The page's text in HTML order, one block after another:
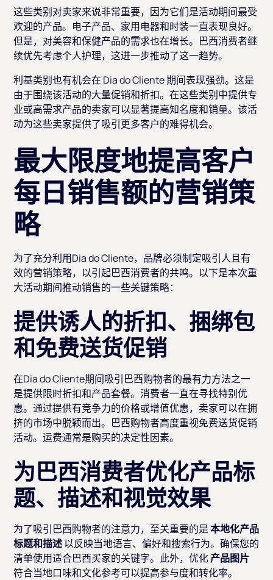
这些类别对卖家来说非常重要，因为它们是活动期间最受
欢迎的产品。电子产品、家用电器和时装一直表现良好。
但是，对美容和保健产品的需求也在增长。巴西消费者继
续优先考虑个人护理，这进一步推动了这一趋势。
利基类别也有机会在 Dia do Cliente 期间表现强劲。这是
由于围绕该活动的大量促销和折扣。在这些类别中提供专
业或高需求产品的卖家可以显著提高知名度和销量。该活
动为这些卖家提供了吸引更多客户的难得机会。
最大限度地提高客户
每日销售额的营销策
略
为了充分利用Dia do Cliente，品牌必须制定吸引人且有
效的营销策略，以引起巴西消费者的共鸣。以下是本次重
大活动期间推动销售的一些关键策略：
提供诱人的折扣、捆绑包
和免费送货促销
在Dia do Cliente期间吸引巴西购物者的最有力方法之一
是提供限时折扣和产品套餐。消费者一直在寻找特别优
惠。通过提供有竞争力的价格或增值优惠，卖家可以在拥
挤的市场中脱颖而出。巴西购物者高度重视免费送货促销
活动。运费通常是购买的决定性因素。
为巴西消费者优化产品标
题、描述和视觉效果
为了吸引巴西购物者的注意力，至关重要的是本地化产品
标题和描述以反映当地语言、偏好和搜索行为。确保您的
清单使用适合巴西买家的关键字。此外，优化产品图片
符合当地口味和文化参考可以提高参与度和转化率。